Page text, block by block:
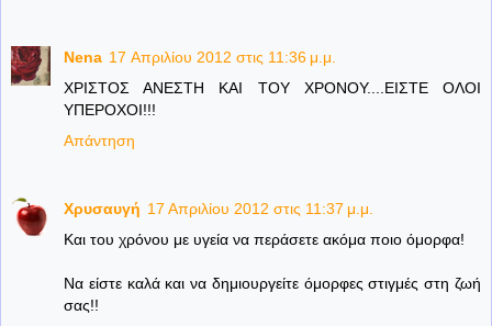
Nena 17 Απριλίου 2012 στις 11:36 μ.μ.
ΧΡΙΣΤΟΣ ΑΝΕΣΤΗ ΚΑΙ ΤΟΥ ΧΡΟΝΟΥ....ΕΙΣΤΕ ΟΛΟΙ
ΥΠΕΡΟΧΟΙ!!!
Απάντηση
Χρυσαυγή 17 Απριλίου 2012 στις 11:37 μ.μ.
Και του χρόνου με υγεία να περάσετε ακόμα ποιο όμορφα!
Να είστε καλά και να δημιουργείτε όμορφες στιγμές στη ζωή
σας!!